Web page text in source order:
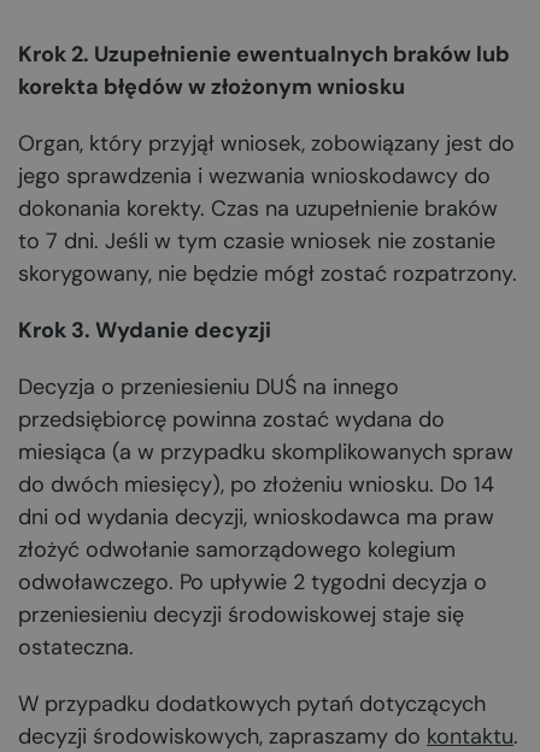
Krok 2. Uzupełnienie ewentualnych braków lub
korekta błędów w złożonym wniosku
Organ, który przyjął wniosek, zobowiązany jest do
jego sprawdzenia i wezwania wnioskodawcy do
dokonania korekty. Czas na uzupełnienie braków
to 7 dni. Jeśli w tym czasie wniosek nie zostanie
skorygowany, nie będzie mógł zostać rozpatrzony.
Krok 3. Wydanie decyzji
Decyzja o przeniesieniu DUŚ na innego
przedsiębiorcę powinna zostać wydana do
miesiąca (a w przypadku skomplikowanych spraw
do dwóch miesięcy), po złożeniu wniosku. Do 14
dni od wydania decyzji, wnioskodawca ma praw
złożyć odwołanie samorządowego kolegium
odwoławczego. Po upływie 2 tygodni decyzja o
przeniesieniu decyzji środowiskowej staje się
ostateczna.
W przypadku dodatkowych pytań dotyczących
decyzji środowiskowych, zapraszamy do kontaktu.